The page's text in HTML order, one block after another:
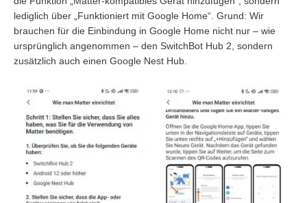
lediglich über „Funktioniert mit Google Home“. Grund: Wir
brauchen für die Einbindung in Google Home nicht nur – wie
ursprünglich angenommen – den SwitchBot Hub 2, sondern
zusätzlich auch einen Google Nest Hub.